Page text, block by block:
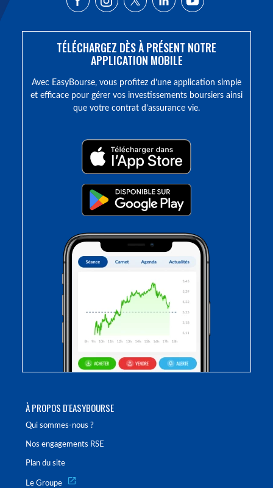
À PROPOS D'EASYBOURSE
Qui sommes-nous ?
Nos engagements RSE
Plan du site
Le Groupe
TÉLÉCHARGEZ DÈS À PRÉSENT NOTRE
APPLICATION MOBILE
Avec EasyBourse, vous profitez d’une application simple
et efficace pour gérer vos investissements boursiers ainsi
que votre contrat d’assurance vie.